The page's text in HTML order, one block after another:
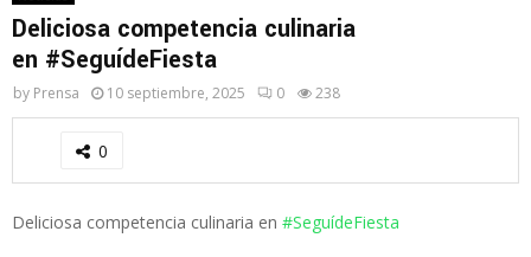
Deliciosa competencia culinaria
en #SeguídeFiesta
by Prensa 10 septiembre, 2025 0 238
0
Deliciosa competencia culinaria en #SeguídeFiesta